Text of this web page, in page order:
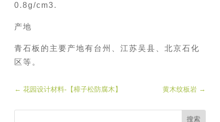
0.8g/cm3.
产地
青石板的主要产地有台州、江苏吴县、北京石化
区等。
←花园设计材料-【樟子松防腐木】 黄木纹板岩→